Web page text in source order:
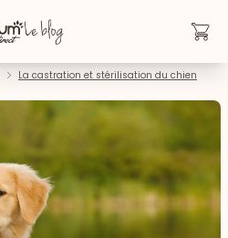
La castration et stérilisation du chien